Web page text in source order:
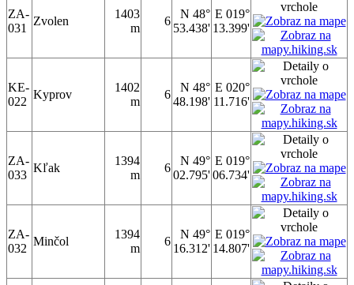
ZA-
031
Zvolen
1403
m
6
N 48°
53.438'
E 019°
13.399'
KE-
022
Kyprov
1402
m
6
N 48°
48.198'
E 020°
11.716'
ZA-
033
Kľak
1394
m
6
N 49°
02.795'
E 019°
06.734'
ZA-
032
Minčol
1394
m
6
N 49°
16.312'
E 019°
14.807'